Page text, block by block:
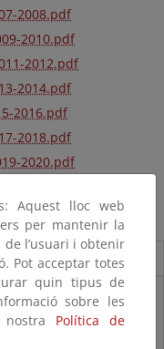
2008.pdf
2010.pdf
2012.pdf
2014.pdf
2016.pdf
2018.pdf
2020.pdf
2024.xlsx
de las especies
Aquest lloc web
per mantenir la
de l’usuari i obtenir
Pot acceptar totes
quin tipus de
sobre les
Política de